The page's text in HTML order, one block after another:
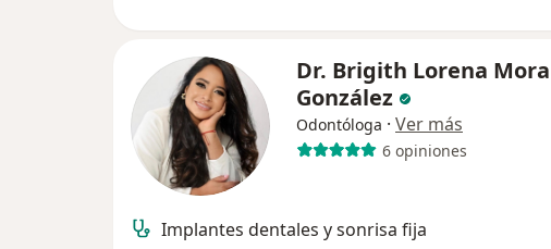
Dr. Brigith Lorena Mora
González
Odontóloga · Ver más
6 opiniones
Implantes dentales y sonrisa fija